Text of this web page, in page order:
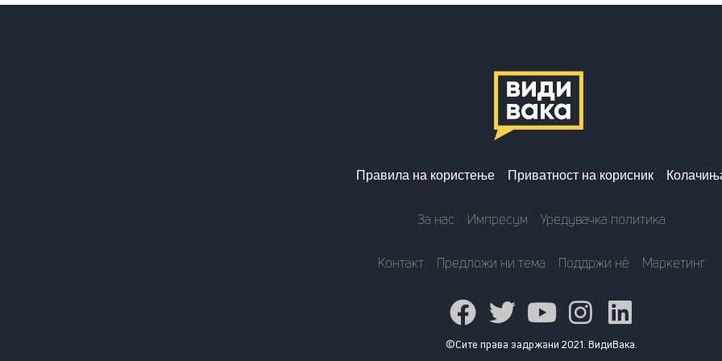
Правила на користење Приватност на корисник
За нас Импресум Уредувачка политика
Контакт Предложи ни тема Поддржи нè Маркетинг
©Сите права задржани 2021. ВидиВака.